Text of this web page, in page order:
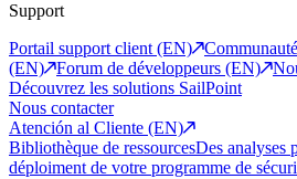
Support
Portail support client (EN)
(EN)
Forum de développeurs (EN)
Découvrez les solutions SailPoint
Nous contacter
Atención al Cliente (EN)
Bibliothèque de ressourcesDes analyses
déploiment de votre programme de